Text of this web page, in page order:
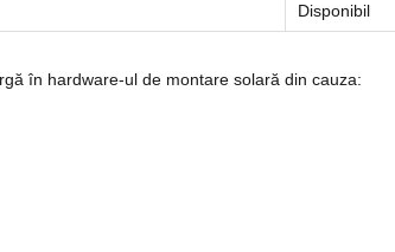
Disponibil
în hardware-ul de montare solară din cauza: